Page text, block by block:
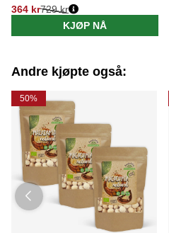
364 kr
Vanlig pris:
729 kr
KJØP NÅ
Andre kjøpte også:
50%